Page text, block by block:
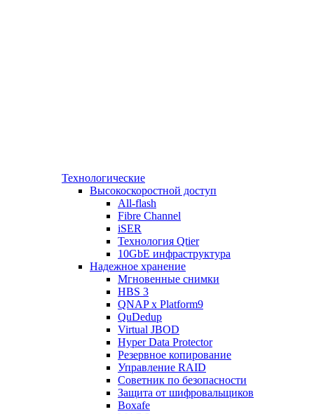
Технологические
Высокоскоростной доступ
All-flash
Fibre Channel
iSER
Технология Qtier
10GbE инфраструктура
Надежное хранение
Мгновенные снимки
HBS 3
QNAP x Platform9
QuDedup
Virtual JBOD
Hyper Data Protector
Резервное копирование
Управление RAID
Советник по безопасности
Защита от шифровальщиков
Boxafe